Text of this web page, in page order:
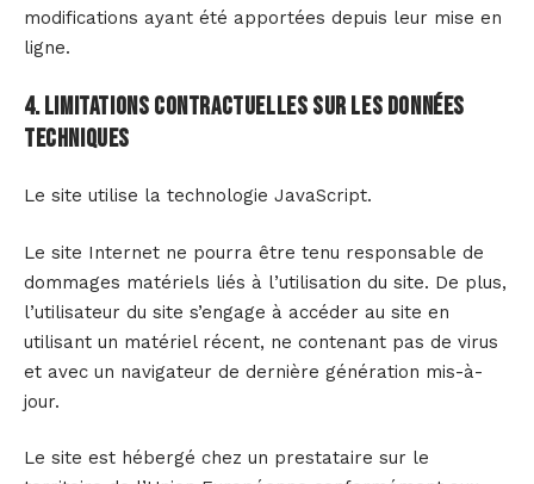
modifications ayant été apportées depuis leur mise en
ligne.
4. Limitations contractuelles sur les données
techniques
Le site utilise la technologie JavaScript.
Le site Internet ne pourra être tenu responsable de
dommages matériels liés à l’utilisation du site. De plus,
l’utilisateur du site s’engage à accéder au site en
utilisant un matériel récent, ne contenant pas de virus
et avec un navigateur de dernière génération mis-à-
jour.
Le site est hébergé chez un prestataire sur le